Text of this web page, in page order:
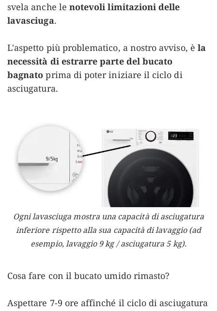
svela anche le notevoli limitazioni delle
lavasciuga.
L'aspetto più problematico, a nostro avviso, è la
necessità di estrarre parte del bucato
bagnato prima di poter iniziare il ciclo di
asciugatura.
Ogni lavasciuga mostra una capacità di asciugatura
inferiore rispetto alla sua capacità di lavaggio (ad
esempio, lavaggio 9 kg / asciugatura 5 kg).
Cosa fare con il bucato umido rimasto?
Aspettare 7-9 ore affinché il ciclo di asciugatura